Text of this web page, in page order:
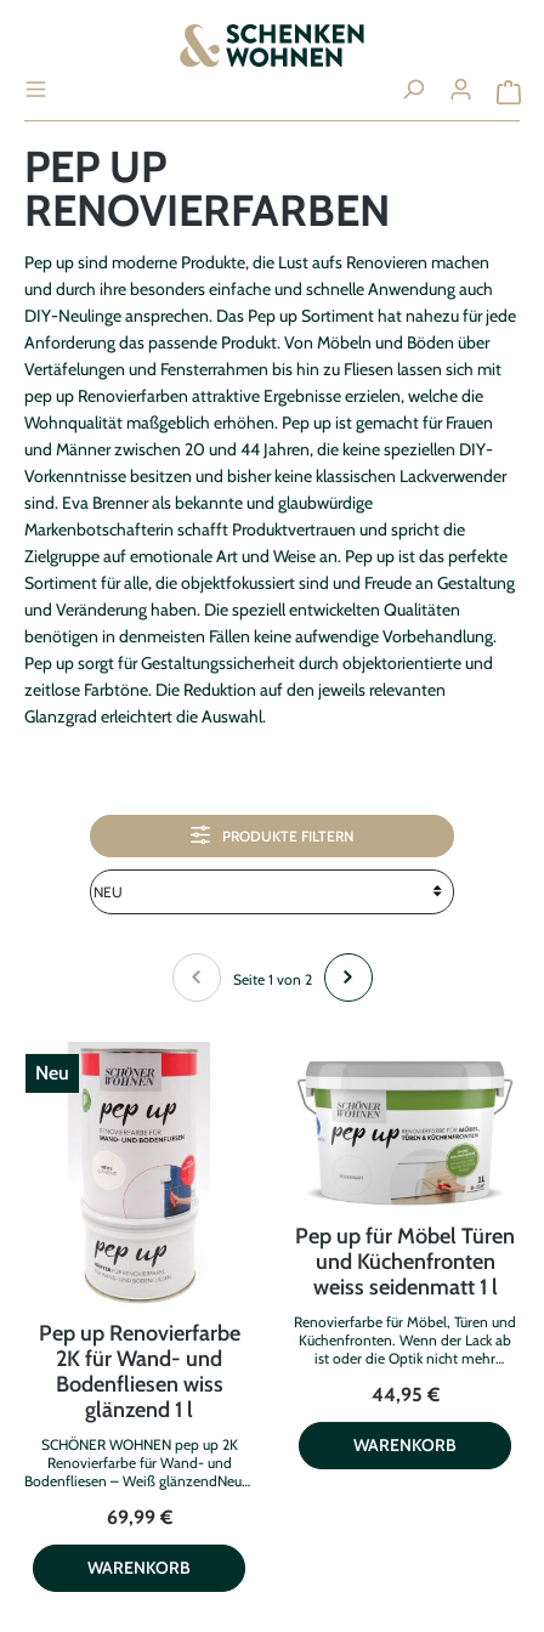
Ihr Konto
ANMELDEN / REGISTRIEREN
Übersicht
Persönliches Profil
Adressen
Zahlungsarten
Bestellungen
PEP UP
RENOVIERFARBEN
Pep up sind moderne Produkte, die Lust aufs Renovieren machen
und durch ihre besonders einfache und schnelle Anwendung auch
DIY-Neulinge ansprechen. Das Pep up Sortiment hat nahezu für jede
Anforderung das passende Produkt. Von Möbeln und Böden über
Vertäfelungen und Fensterrahmen bis hin zu Fliesen lassen sich mit
pep up Renovierfarben attraktive Ergebnisse erzielen, welche die
Wohnqualität maßgeblich erhöhen. Pep up ist gemacht für Frauen
und Männer zwischen 20 und 44 Jahren, die keine speziellen DIY-
Vorkenntnisse besitzen und bisher keine klassischen Lackverwender
sind. Eva Brenner als bekannte und glaubwürdige
Markenbotschafterin schafft Produktvertrauen und spricht die
Zielgruppe auf emotionale Art und Weise an. Pep up ist das perfekte
Sortiment für alle, die objektfokussiert sind und Freude an Gestaltung
und Veränderung haben. Die speziell entwickelten Qualitäten
benötigen in denmeisten Fällen keine aufwendige Vorbehandlung.
Pep up sorgt für Gestaltungssicherheit durch objektorientierte und
zeitlose Farbtöne. Die Reduktion auf den jeweils relevanten
Glanzgrad erleichtert die Auswahl.
PRODUKTE FILTERN
Seite 1 von 2
Neu
Pep up Renovierfarbe
2K für Wand- und
Bodenfliesen wiss
glänzend 1 l
SCHÖNER WOHNEN pep up 2K
Renovierfarbe für Wand- und
Bodenfliesen – Weiß glänzendNeuer
Komplettsanierung: Mit der
Renovierfarbe verleihst du alten
Wand- und Bodenfliesen schnell
eine moderne, glänzend weiße
69,99 €
WARENKORB
Pep up für Möbel Türen
und Küchenfronten
weiss seidenmatt 1 l
Renovierfarbe für Möbel, Türen und
Küchenfronten. Wenn der Lack ab
ist oder die Optik nicht mehr
Renovierfarbe für Möbel, Türen und
Besondere an diesem Produkt: .
keine zusätzliche Grundierung
notwendig . stoß- und kratzfest für
44,95 €
WARENKORB